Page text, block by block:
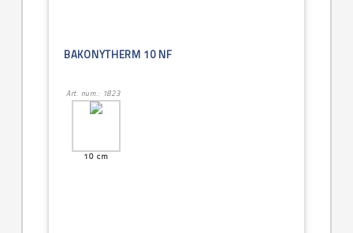
BAKONYTHERM 10 NF
Art. num.: 1823
10 cm